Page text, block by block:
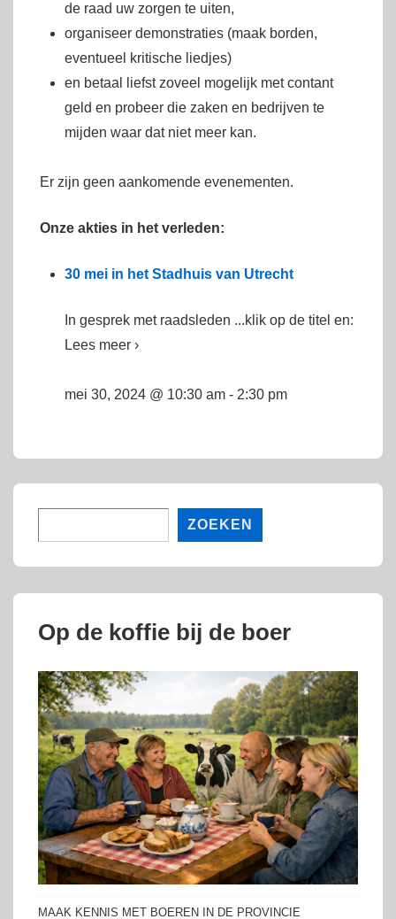
de raad uw zorgen te uiten,
organiseer demonstraties (maak borden,
eventueel kritische liedjes)
en betaal liefst zoveel mogelijk met contant
geld en probeer die zaken en bedrijven te
mijden waar dat niet meer kan.
Er zijn geen aankomende evenementen.
Onze akties in het verleden:
30 mei in het Stadhuis van Utrecht
In gesprek met raadsleden ...klik op de titel en:
Lees meer ›
mei 30, 2024 @ 10:30 am - 2:30 pm
ZOEKEN
Op de koffie bij de boer
MAAK KENNIS MET BOEREN IN DE PROVINCIE